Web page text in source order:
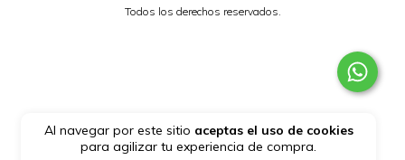
Al navegar por este sitio aceptas el uso de cookies
para agilizar tu experiencia de compra.
Todos los derechos reservados.